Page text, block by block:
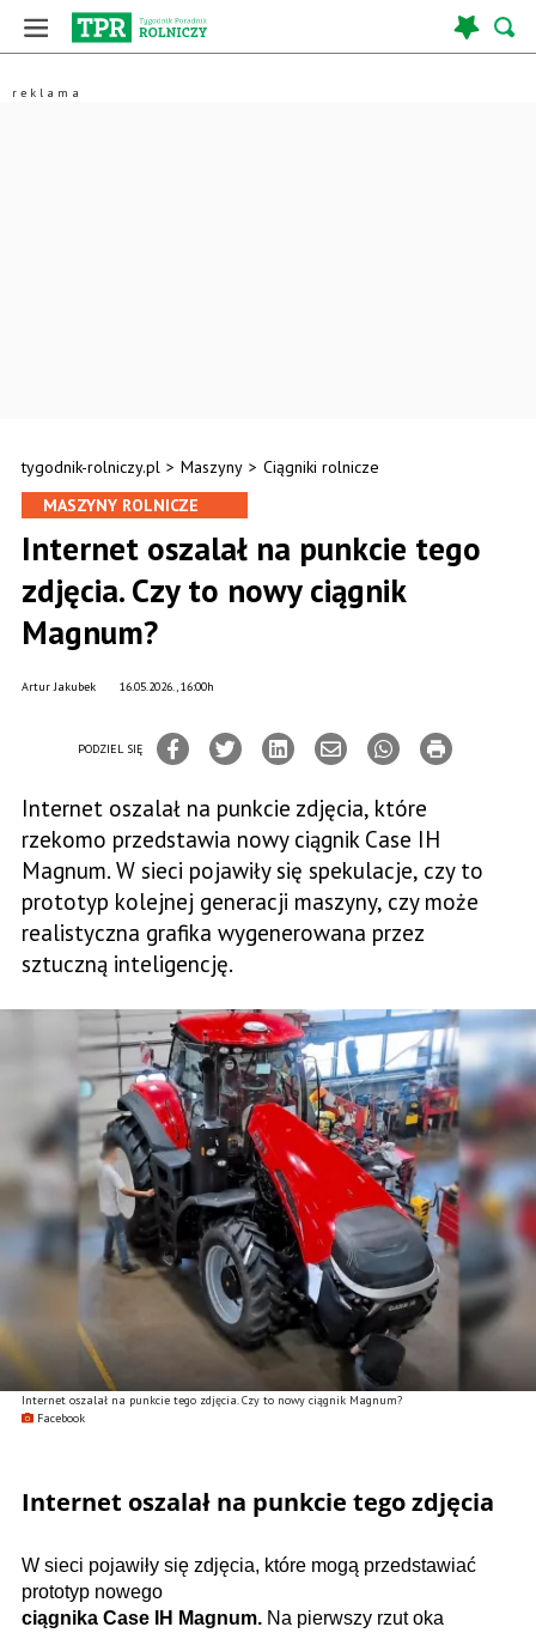
tygodnik-rolniczy.pl > Maszyny > Ciągniki rolnicze
Internet oszalał na punkcie tego zdjęcia. Czy to nowy ciągnik Magnum?
Facebook
MASZYNY ROLNICZE
Internet oszalał na punkcie tego
zdjęcia. Czy to nowy ciągnik
Magnum?
16.05.2026., 16:00h
Artur Jakubek
PODZIEL SIĘ
Internet oszalał na punkcie zdjęcia, które
rzekomo przedstawia nowy ciągnik Case IH
Magnum. W sieci pojawiły się spekulacje, czy to
prototyp kolejnej generacji maszyny, czy może
realistyczna grafika wygenerowana przez
sztuczną inteligencję.
Internet oszalał na punkcie tego zdjęcia
W sieci pojawiły się zdjęcia, które mogą przedstawiać
prototyp nowego
ciągnika Case IH Magnum. Na pierwszy rzut oka